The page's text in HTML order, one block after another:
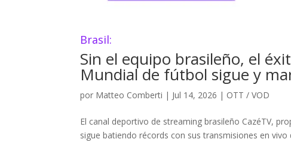
Brasil:
Sin el equipo brasileño, el
Mundial de fútbol sigue y
por Matteo Comberti | Jul 14, 2026 | OTT / VOD
El canal deportivo de streaming brasileño CazéTV,
sigue batiendo récords con sus transmisiones en